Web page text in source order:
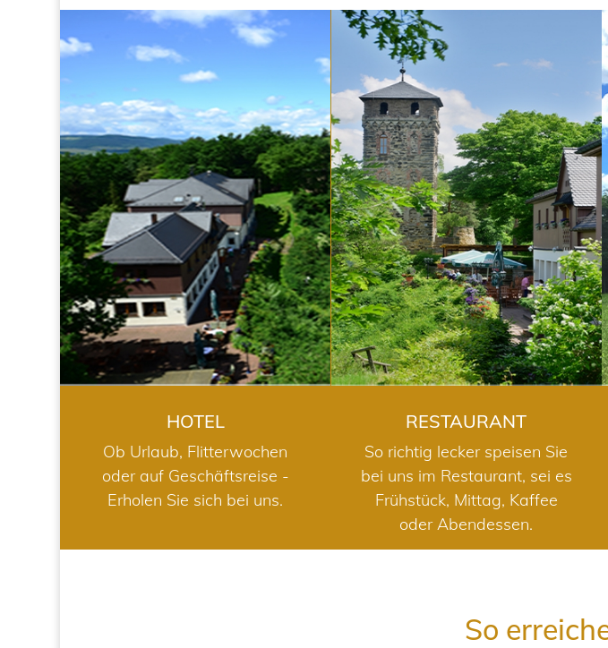
HOTEL
HOTEL
Ob Urlaub, Flitterwochen
oder auf Geschäftsreise -
Erholen Sie sich bei uns.
RESTAURANT
RESTAURANT
So richtig lecker speisen Sie
bei uns im Restaurant, sei es
Frühstück, Mittag, Kaffee
oder Abendessen.
So